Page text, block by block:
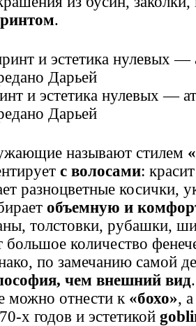
.
и эстетика нулевых —
Дарьей
называют стилем
с волосами:
разноцветные косички,
объемную и
толстовки, рубашки,
большое количество
по замечанию самой
чем внешний вид
можно отнести к «бохо»,
х годов и эстетикой